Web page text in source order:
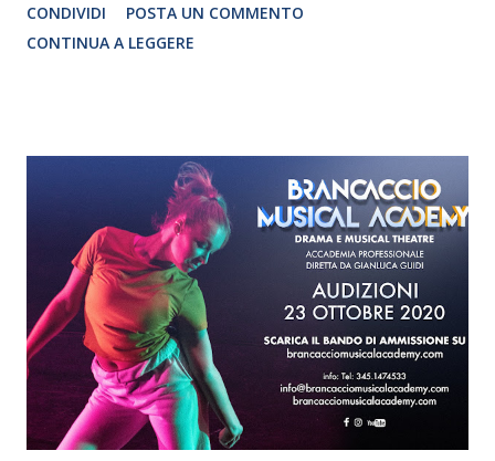
limiterebbe nuovamente la capienza dei locali di pubblico
spettacolo fissandola indistintamente a 200, non
Italiani Privati, interviene per esortare le istituzioni ad
attuare una valutazione mirata al settore teatrale privato
che prendesse in considerazione la assoluta capacità dei
gestori di applicare ogni regola esistente affinché sia
garantita l’incolumità dello spettatore.
CONDIVIDI
POSTA UN COMMENTO
CONTINUA A LEGGERE